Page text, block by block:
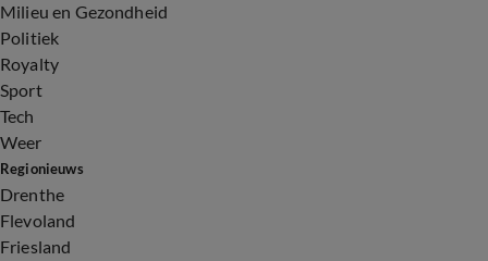
Milieu en Gezondheid
Politiek
Royalty
Sport
Tech
Weer
Regionieuws
Drenthe
Flevoland
Friesland